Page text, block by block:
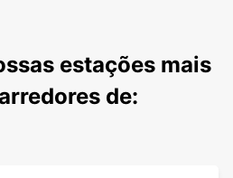
estações mais
de: